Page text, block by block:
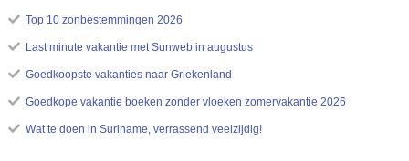
Top 10 zonbestemmingen 2026
Last minute vakantie met Sunweb in augustus
Goedkoopste vakanties naar Griekenland
Goedkope vakantie boeken zonder vloeken zomervakantie 2026
Wat te doen in Suriname, verrassend veelzijdig!